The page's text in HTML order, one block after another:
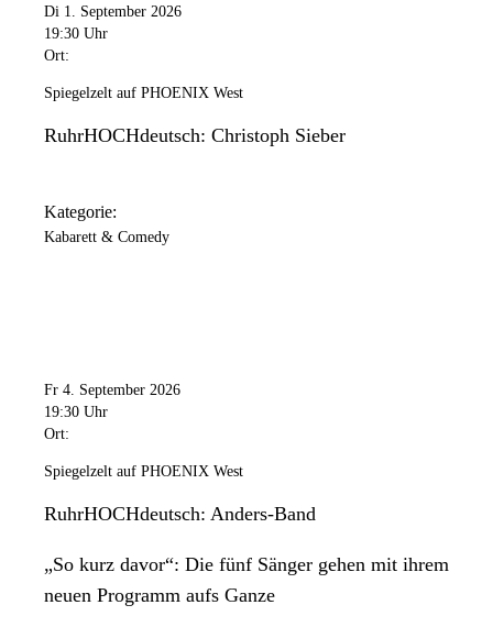
Di 1. September 2026
19:30 Uhr
Ort:
Spiegelzelt auf PHOENIX West
RuhrHOCHdeutsch: Christoph Sieber
Kategorie:
Kabarett & Comedy
Fr 4. September 2026
19:30 Uhr
Ort:
Spiegelzelt auf PHOENIX West
RuhrHOCHdeutsch: Anders-Band
„So kurz davor“: Die fünf Sänger gehen mit ihrem
neuen Programm aufs Ganze